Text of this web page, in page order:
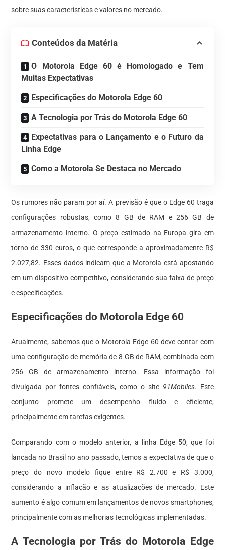
sobre suas características e valores no mercado.
Conteúdos da Matéria
O Motorola Edge 60 é Homologado e Tem
Muitas Expectativas
Especificações do Motorola Edge 60
A Tecnologia por Trás do Motorola Edge 60
Expectativas para o Lançamento e o Futuro da
Linha Edge
Como a Motorola Se Destaca no Mercado
Os rumores não param por aí. A previsão é que o Edge 60 traga
configurações robustas, como 8 GB de RAM e 256 GB de
armazenamento interno. O preço estimado na Europa gira em
torno de 330 euros, o que corresponde a aproximadamente R$
2.027,82. Esses dados indicam que a Motorola está apostando
em um dispositivo competitivo, considerando sua faixa de preço
e especificações.
Especificações do Motorola Edge 60
Atualmente, sabemos que o Motorola Edge 60 deve contar com
uma configuração de memória de 8 GB de RAM, combinada com
256 GB de armazenamento interno. Essa informação foi
divulgada por fontes confiáveis, como o site 91Mobiles. Este
conjunto promete um desempenho fluido e eficiente,
principalmente em tarefas exigentes.
Comparando com o modelo anterior, a linha Edge 50, que foi
lançada no Brasil no ano passado, temos a expectativa de que o
preço do novo modelo fique entre R$ 2.700 e R$ 3.000,
considerando a inflação e as atualizações de mercado. Este
aumento é algo comum em lançamentos de novos smartphones,
principalmente com as melhorias tecnológicas implementadas.
A Tecnologia por Trás do Motorola Edge